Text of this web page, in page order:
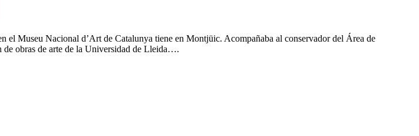
Museu Nacional d’Art de Catalunya tiene en Montjüic. Acompañaba al conservador del Área de
de obras de arte de la Universidad de Lleida….